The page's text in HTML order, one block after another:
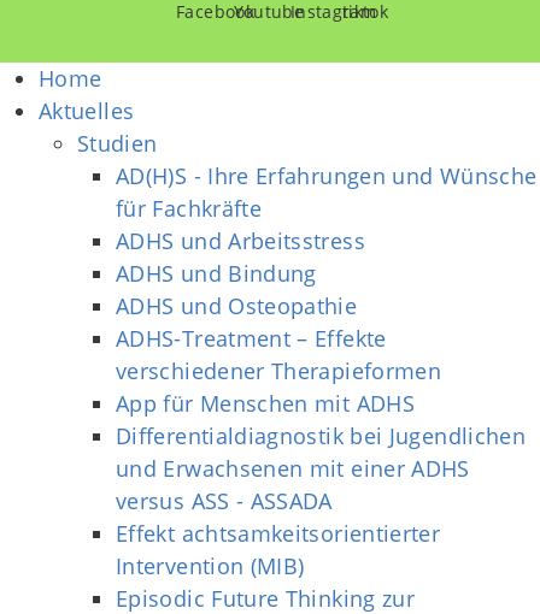
Home
Aktuelles
Studien
AD(H)S - Ihre Erfahrungen und Wünsche
für Fachkräfte
ADHS und Arbeitsstress
ADHS und Bindung
ADHS und Osteopathie
ADHS-Treatment – Effekte
verschiedener Therapieformen
App für Menschen mit ADHS
Differentialdiagnostik bei Jugendlichen
und Erwachsenen mit einer ADHS
versus ASS - ASSADA
Effekt achtsamkeitsorientierter
Intervention (MIB)
Episodic Future Thinking zur